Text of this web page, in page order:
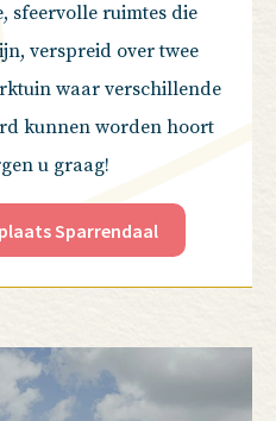
sfeervolle ruimtes die
verspreid over twee
waar verschillende
kunnen worden hoort
u graag!
Sparrendaal